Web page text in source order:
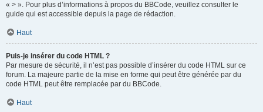
« > ». Pour plus d’informations à propos du BBCode, veuillez consulter le
guide qui est accessible depuis la page de rédaction.
Haut
Puis-je insérer du code HTML ?
Par mesure de sécurité, il n’est pas possible d’insérer du code HTML sur ce
forum. La majeure partie de la mise en forme qui peut être générée par du
code HTML peut être remplacée par du BBCode.
Haut